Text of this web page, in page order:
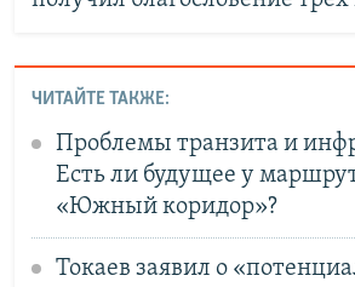
ЧИТАЙТЕ ТАКЖЕ:
Проблемы транзита и
Есть ли будущее у
«Южный коридор»?
Токаев заявил о